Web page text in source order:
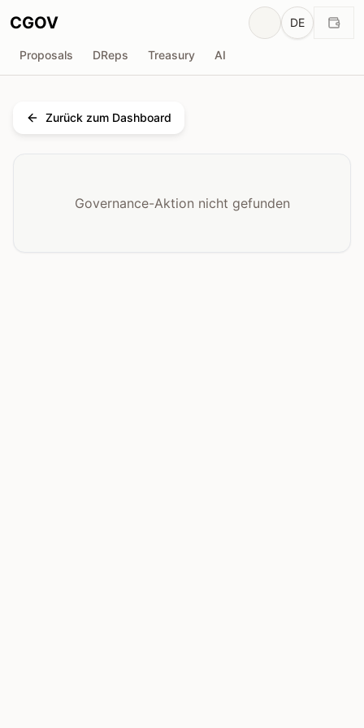
CGOV DE
Proposals DReps Treasury AI
Zurück zum Dashboard
Governance-Aktion nicht gefunden